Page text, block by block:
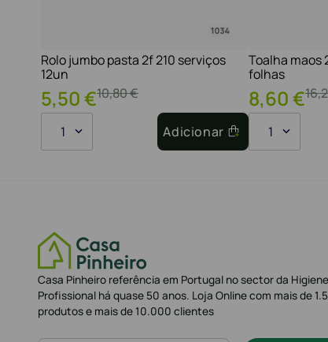
Rolo jumbo pasta 2f 210 serviços
12un
10,80€
5,50€
1 Adicionar
Toalha maos
folhas
16,
8,60€
1
Casa Pinheiro referência em Portugal no sector da Higiene
Profissional há quase 50 anos. Loja Online com mais de
produtos e mais de 10.000 clientes